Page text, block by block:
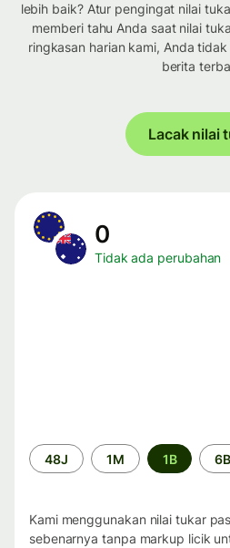
lebih baik? Atur pengingat nilai
memberi tahu Anda saat nilai
ringkasan harian kami, Anda
berita
Lacak nilai
0
Tidak ada perubahan
Periode
waktu
48J 1M 1B 6B
Kami menggunakan nilai tukar
sebenarnya tanpa markup licik